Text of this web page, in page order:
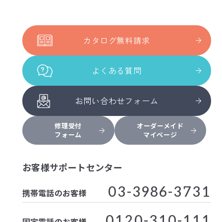
カタログ無料請求
よくある質問
お問い合わせフォーム
修理受付
フォーム
オーダーメイド
マイページ
お客様サポートセンター
携帯電話のお客様 03-3986-3731